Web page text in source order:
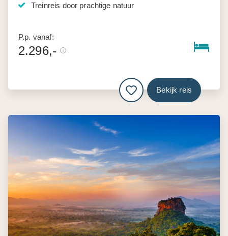
Treinreis door prachtige natuur
P.p. vanaf:
2.296,-
Bekijk reis